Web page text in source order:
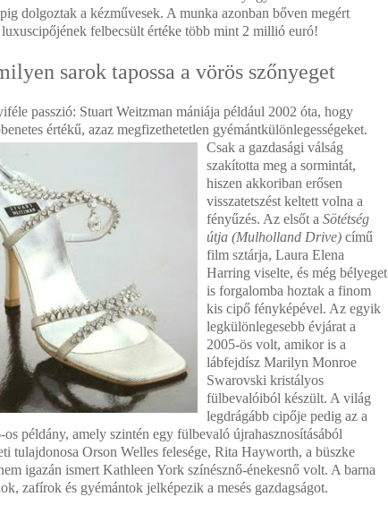
dolgoztak a kézművesek. A munka azonban bőven megért
felbecsült értéke több mint 2 millió euró!
sarok tapossa a vörös szőnyeget
passzió: Stuart Weitzman mániája például 2002 óta, hogy
értékű, azaz megfizethetetlen gyémántkülönlegességeket.
Csak a gazdasági válság
szakította meg a sormintát,
hiszen akkoriban erősen
visszatetszést keltett volna a
fényűzés. Az elsőt a Sötétség
útja (Mulholland Drive) című
film sztárja, Laura Elena
Harring viselte, és még bélyeget
is forgalomba hoztak a finom
kis cipő fényképével. Az egyik
legkülönlegesebb évjárat a
2005-ös volt, amikor is a
lábfejdísz Marilyn Monroe
Swarovski kristályos
fülbevalóiból készült. A világ
legdrágább cipője pedig az a
példány, amely szintén egy fülbevaló újrahasznosításából
tulajdonosa Orson Welles felesége, Rita Hayworth, a büszke
igazán ismert Kathleen York színésznő-énekesnő volt. A barna
zafírok és gyémántok jelképezik a mesés gazdagságot.